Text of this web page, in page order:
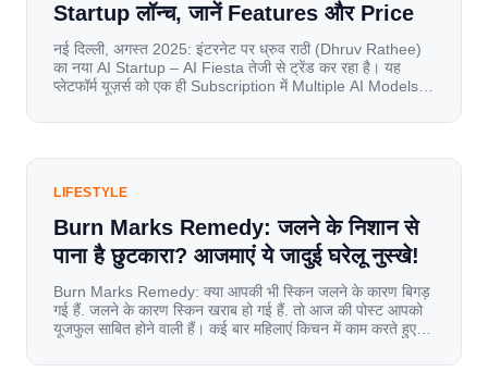
Startup लॉन्च, जानें Features और Price
नई दिल्ली, अगस्त 2025: इंटरनेट पर ध्रुव राठी (Dhruv Rathee)
का नया AI Startup – AI Fiesta तेजी से ट्रेंड कर रहा है। यह
प्लेटफॉर्म यूज़र्स को एक ही Subscription में Multiple AI Models
यूज़र्स का जबरदस्त रिस्पॉन्स लॉन्च के तुरंत […]
LIFESTYLE
Burn Marks Remedy: जलने के निशान से
पाना है छुटकारा? आजमाएं ये जादुई घरेलू नुस्खे!
Burn Marks Remedy: क्या आपकी भी स्किन जलने के कारण बिगड़
गई हैं. जलने के कारण स्किन खराब हो गई हैं. तो आज की पोस्ट आपको
यूजफुल साबित होने वाली हैं। कई बार महिलाएं किचन में काम करते हुए
[…]